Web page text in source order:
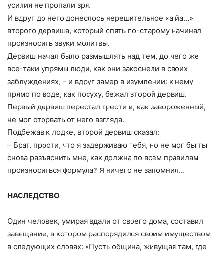
усилия не пропали зря.
И вдруг до него донеслось нерешительное «а йа…»
второго дервиша, который опять по-старому начинал
произносить звуки молитвы.
Дервиш начал было размышлять над тем, до чего же
все-таки упрямы люди, как они закоснели в своих
заблуждениях, – и вдруг замер в изумлении: к нему
прямо по воде, как посуху, бежал второй дервиш.
Первый дервиш перестал грести и, как завороженный,
не мог оторвать от него взгляда.
Подбежав к лодке, второй дервиш сказал:
– Брат, прости, что я задерживаю тебя, но не мог бы ты
снова разъяснить мне, как должна по всем правилам
произноситься формула? Я ничего не запомнил…
НАСЛЕДСТВО
Один человек, умирая вдали от своего дома, составил
завещание, в котором распорядился своим имуществом
в следующих словах: «Пусть община, живущая там, где